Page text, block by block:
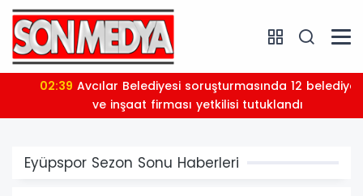
02:39Avcılar Belediyesi soruşturmasında 12 belediye
ve inşaat firması yetkilisi tutuklandı
Eyüpspor Sezon Sonu Haberleri